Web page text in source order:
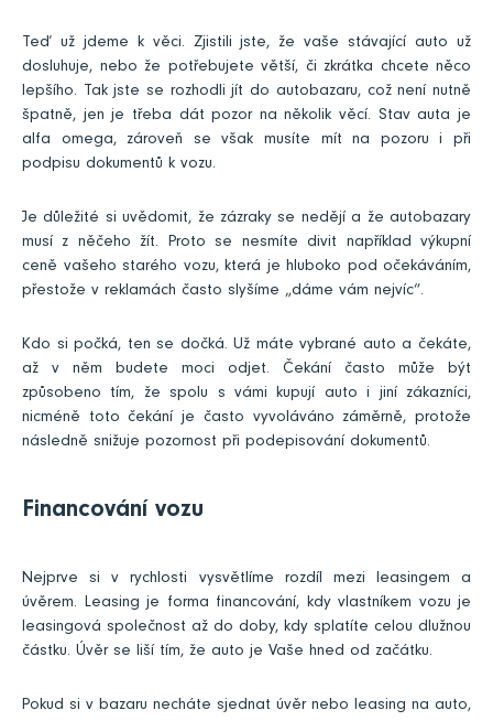
Teď už jdeme k věci. Zjistili jste, že vaše stávající auto už
dosluhuje, nebo že potřebujete větší, či zkrátka chcete něco
lepšího. Tak jste se rozhodli jít do autobazaru, což není nutně
špatně, jen je třeba dát pozor na několik věcí. Stav auta je
alfa omega, zároveň se však musíte mít na pozoru i při
podpisu dokumentů k vozu.
Je důležité si uvědomit, že zázraky se nedějí a že autobazary
musí z něčeho žít. Proto se nesmíte divit například výkupní
ceně vašeho starého vozu, která je hluboko pod očekáváním,
přestože v reklamách často slyšíme „dáme vám nejvíc“.
Kdo si počká, ten se dočká. Už máte vybrané auto a čekáte,
až v něm budete moci odjet. Čekání často může být
způsobeno tím, že spolu s vámi kupují auto i jiní zákazníci,
nicméně toto čekání je často vyvoláváno záměrně, protože
následně snižuje pozornost při podepisování dokumentů.
Financování vozu
Nejprve si v rychlosti vysvětlíme rozdíl mezi leasingem a
úvěrem. Leasing je forma financování, kdy vlastníkem vozu je
leasingová společnost až do doby, kdy splatíte celou dlužnou
částku. Úvěr se liší tím, že auto je Vaše hned od začátku.
Pokud si v bazaru necháte sjednat úvěr nebo leasing na auto,